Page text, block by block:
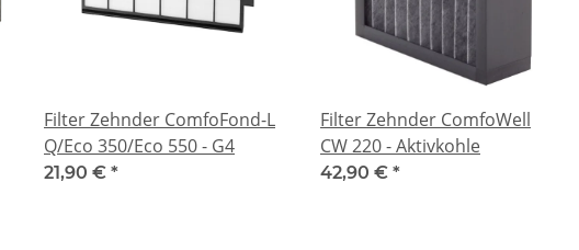
Filter Zehnder ComfoFond-L
Q/Eco 350/Eco 550 - G4
21,90 € *
Filter Zehnder ComfoWell
CW 220 - Aktivkohle
42,90 € *